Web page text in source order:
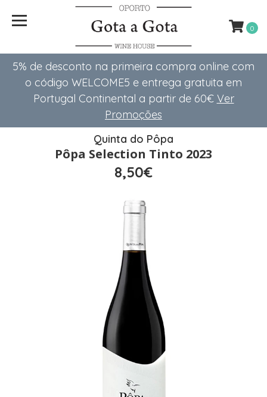
5% de desconto na primeira compra online com
o código WELCOME5 e entrega gratuita em
Portugal Continental a partir de 60€ Ver
Promoções
0
Quinta do Pôpa
Pôpa Selection Tinto 2023
8,50€